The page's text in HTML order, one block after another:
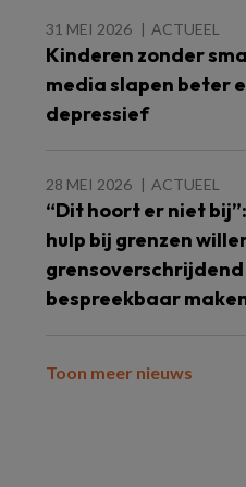
31 MEI 2026 ACTUEEL
Kinderen zonder
media slapen beter
depressief
28 MEI 2026 ACTUEEL
“Dit hoort er niet
hulp bij grenzen
bespreekbaar
Toon meer nieuws